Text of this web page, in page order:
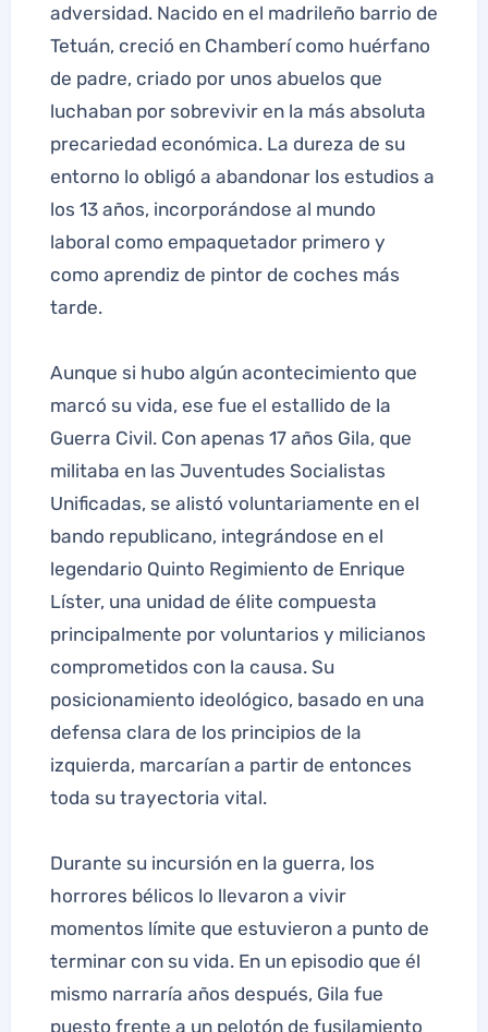
adversidad. Nacido en el madrileño barrio de
Tetuán, creció en Chamberí como huérfano
de padre, criado por unos abuelos que
luchaban por sobrevivir en la más absoluta
precariedad económica. La dureza de su
entorno lo obligó a abandonar los estudios a
los 13 años, incorporándose al mundo
laboral como empaquetador primero y
como aprendiz de pintor de coches más
tarde.
Aunque si hubo algún acontecimiento que
marcó su vida, ese fue el estallido de la
Guerra Civil. Con apenas 17 años Gila, que
militaba en las Juventudes Socialistas
Unificadas, se alistó voluntariamente en el
bando republicano, integrándose en el
legendario Quinto Regimiento de Enrique
Líster, una unidad de élite compuesta
principalmente por voluntarios y milicianos
comprometidos con la causa. Su
posicionamiento ideológico, basado en una
defensa clara de los principios de la
izquierda, marcarían a partir de entonces
toda su trayectoria vital.
Durante su incursión en la guerra, los
horrores bélicos lo llevaron a vivir
momentos límite que estuvieron a punto de
terminar con su vida. En un episodio que él
mismo narraría años después, Gila fue
puesto frente a un pelotón de fusilamiento